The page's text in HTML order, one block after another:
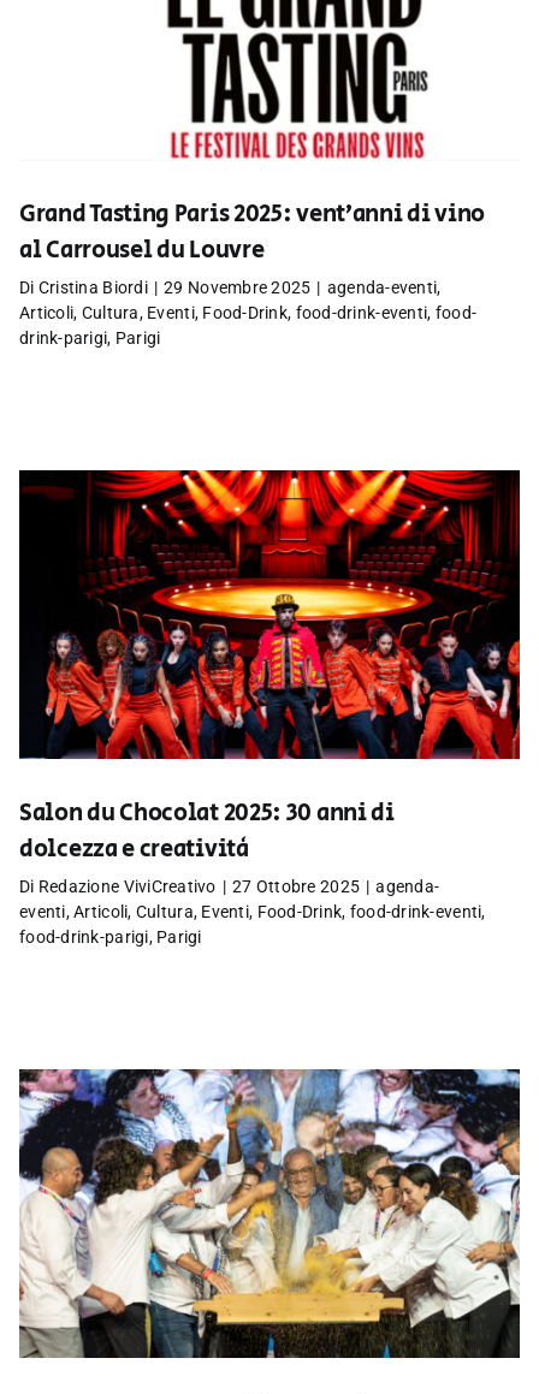
Grand Tasting Paris 2025: vent’anni di vino
al Carrousel du Louvre
Di Cristina Biordi | 29 Novembre 2025 | agenda-eventi,
Articoli, Cultura, Eventi, Food-Drink, food-drink-eventi, food-
drink-parigi, Parigi
Salon du Chocolat 2025: 30 anni di
dolcezza e creatività
Di Redazione ViviCreativo | 27 Ottobre 2025 | agenda-
eventi,Articoli, Cultura, Eventi, Food-Drink, food-drink-eventi,
food-drink-parigi, Parigi